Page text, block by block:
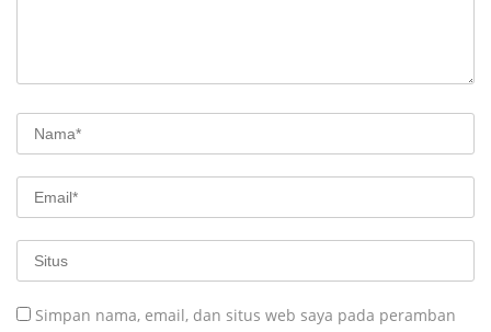
Simpan nama, email, dan situs web saya pada peramban